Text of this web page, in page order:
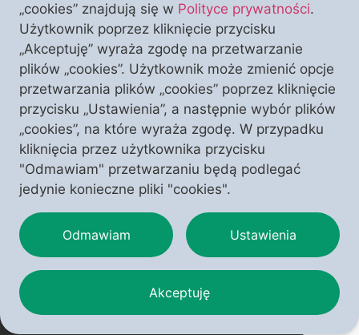
Czym jest piękno Polski? Czy tworzą je
wyłącznie krajobrazy i zabytki, czy może
przede wszystkim wiara, kultura i
historia, które przez stulecia
kształtowały naszą narodową
tożsamość? W temacie numeru autorzy
pokazują Polskę jako wspólnotę
zakorzenioną w chrześcijaństwie,
przypominając o jej duchowym
miejscu Matki Bożej w dziejach naszej
WESPRZYJ NAS
I ODBIERZ TEN NUMER
Copyright © 2025 – Polonia Christiana
„cookies” znajdują się w Polityce prywatności.
Użytkownik poprzez kliknięcie przycisku
„Akceptuję” wyraża zgodę na przetwarzanie
plików „cookies”. Użytkownik może zmienić opcje
przetwarzania plików „cookies” poprzez kliknięcie
przycisku „Ustawienia”, a następnie wybór plików
„cookies”, na które wyraża zgodę. W przypadku
kliknięcia przez użytkownika przycisku
"Odmawiam" przetwarzaniu będą podlegać
jedynie konieczne pliki "cookies".
Odmawiam Ustawienia
Akceptuję